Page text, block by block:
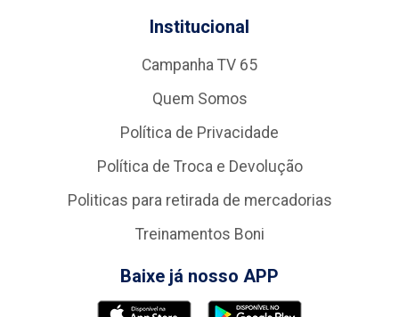
Institucional
Campanha TV 65
Quem Somos
Política de Privacidade
Política de Troca e Devolução
Politicas para retirada de mercadorias
Treinamentos Boni
Baixe já nosso APP